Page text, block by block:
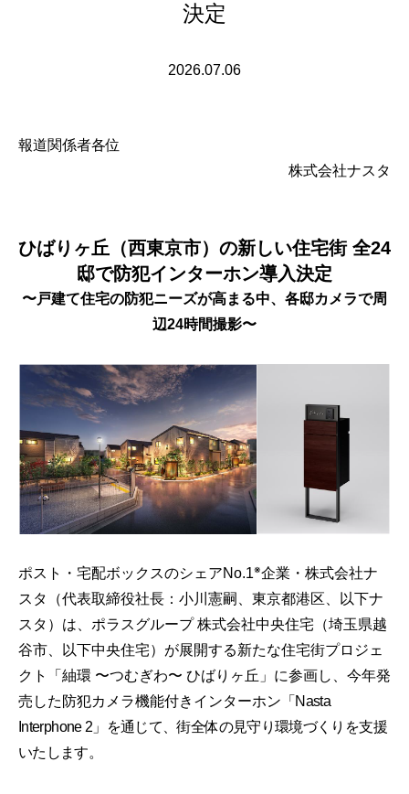
決定
2026.07.06
報道関係者各位
株式会社ナスタ
ひばりヶ丘（西東京市）の新しい住宅街 全24
邸で防犯インターホン導入決定
〜戸建て住宅の防犯ニーズが高まる中、各邸カメラで周
辺24時間撮影〜
ポスト・宅配ボックスのシェアNo.1※企業・株式会社ナ
スタ（代表取締役社長：小川憲嗣、東京都港区、以下ナ
スタ）は、ポラスグループ 株式会社中央住宅（埼玉県越
谷市、以下中央住宅）が展開する新たな住宅街プロジェ
クト「紬環 〜つむぎわ〜 ひばりヶ丘」に参画し、今年発
売した防犯カメラ機能付きインターホン 「Nasta
Interphone 2」を通じて、街全体の見守り環境づくりを支援
いたします。